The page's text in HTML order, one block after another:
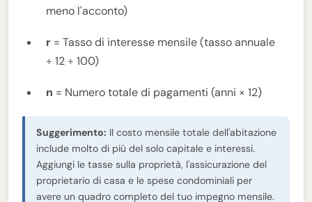
meno l'acconto)
r = Tasso di interesse mensile (tasso annuale
÷ 12 ÷ 100)
n = Numero totale di pagamenti (anni × 12)
Suggerimento: Il costo mensile totale dell'abitazione
include molto di più del solo capitale e interessi.
Aggiungi le tasse sulla proprietà, l'assicurazione del
proprietario di casa e le spese condominiali per
avere un quadro completo del tuo impegno mensile.